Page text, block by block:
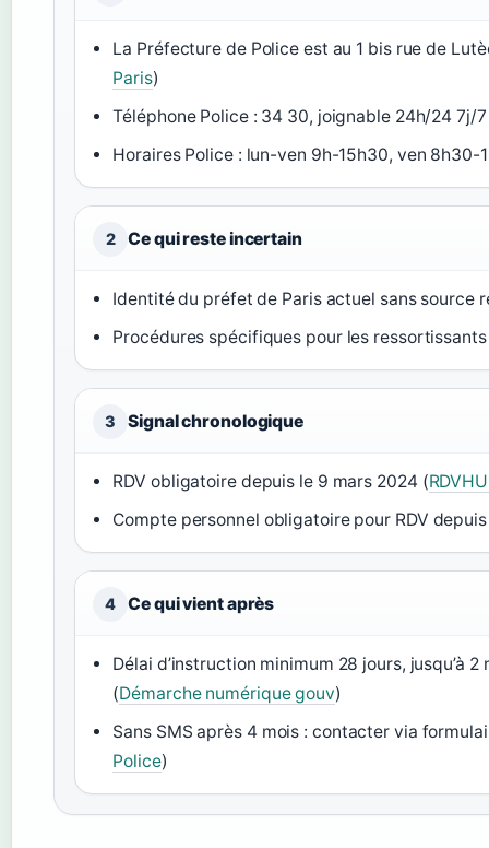
La Préfecture de Police est au 1 bis rue de
Paris)
Téléphone Police : 34 30, joignable 24h/24 7j/
Horaires Police : lun-ven 9h-15h30, ven 8h30-
2 Ce qui reste incertain
Identité du préfet de Paris actuel sans source
Procédures spécifiques pour les
3 Signal chronologique
RDV obligatoire depuis le 9 mars 2024 (
Compte personnel obligatoire pour RDV
4 Ce qui vient après
Délai d’instruction minimum 28 jours, jusqu’à
(Démarche numérique gouv)
Sans SMS après 4 mois : contacter via
Police)